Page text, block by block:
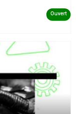
Ouvert